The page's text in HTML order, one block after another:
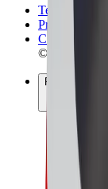
Termini e
Privacy
Cookies
© 2026 Bolt
Prodotti
Corse
Bolt